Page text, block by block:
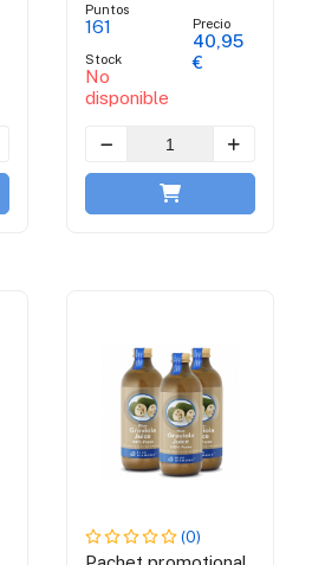
Puntos
161
Stock
No
disponible
Precio
40,95
€
(0)